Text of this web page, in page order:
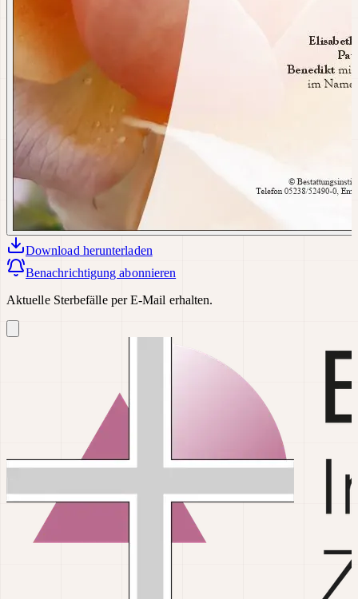
Download herunterladen
Benachrichtigung abonnieren
Aktuelle Sterbefälle per E-Mail erhalten.